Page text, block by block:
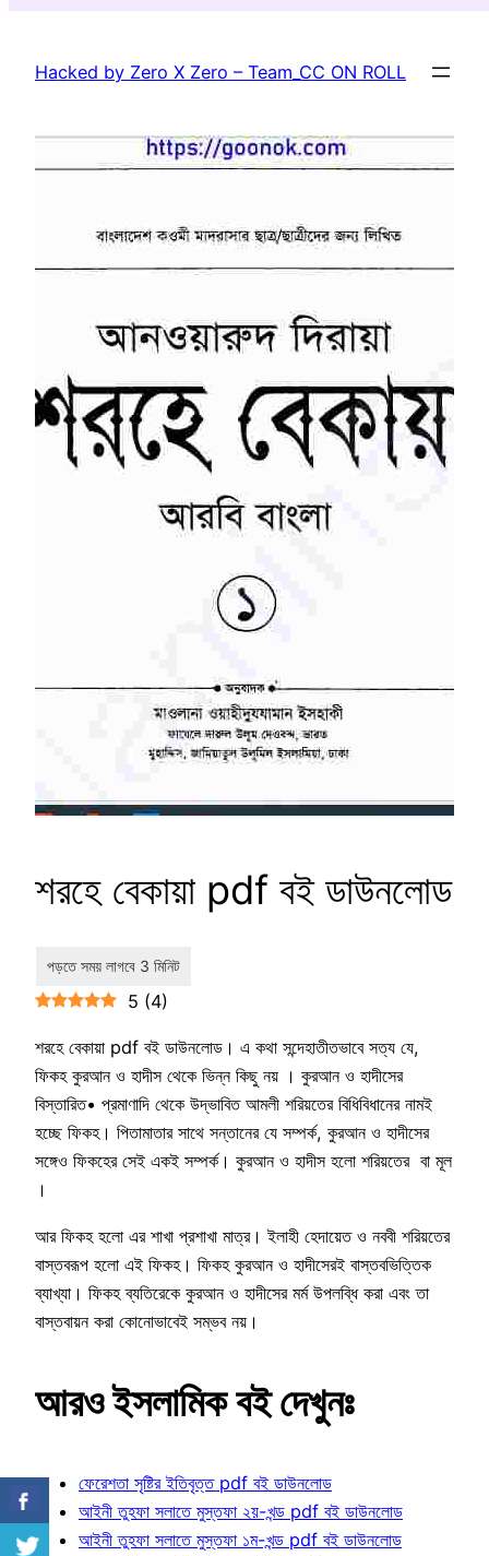
content
Hacked by Zero X Zero – Team_CC ON ROLL
শরহে বেকায়া pdf বই ডাউনলোড
5 (4)
শরহে বেকায়া pdf বই ডাউনলোড। এ কথা সন্দেহাতীতভাবে সত্য যে,
ফিকহ কুরআন ও হাদীস থেকে ভিন্ন কিছু নয় । কুরআন ও হাদীসের
বিস্তারিত• প্রমাণাদি থেকে উদ্ভাবিত আমলী শরিয়তের বিধিবিধানের নামই
হচ্ছে ফিকহ। পিতামাতার সাথে সন্তানের যে সম্পর্ক, কুরআন ও হাদীসের
সঙ্গেও ফিকহের সেই একই সম্পর্ক। কুরআন ও হাদীস হলো শরিয়তের বা মূল
।
আর ফিকহ হলো এর শাখা প্রশাখা মাত্র। ইলাহী হেদায়েত ও নববী শরিয়তের
বাস্তবরূপ হলো এই ফিকহ। ফিকহ কুরআন ও হাদীসেরই বাস্তবভিত্তিক
ব্যাখ্যা। ফিকহ ব্যতিরেকে কুরআন ও হাদীসের মর্ম উপলব্ধি করা এবং তা
বাস্তবায়ন করা কোনোভাবেই সম্ভব নয়।
আরও ইসলামিক বই দেখুনঃ
ফেরেশতা সৃষ্টির ইতিবৃত্ত pdf বই ডাউনলোড
আইনী তুহফা সলাতে মুস্তফা ২য়-খন্ড pdf বই ডাউনলোড
আইনী তুহফা সলাতে মুস্তফা ১ম-খন্ড pdf বই ডাউনলোড